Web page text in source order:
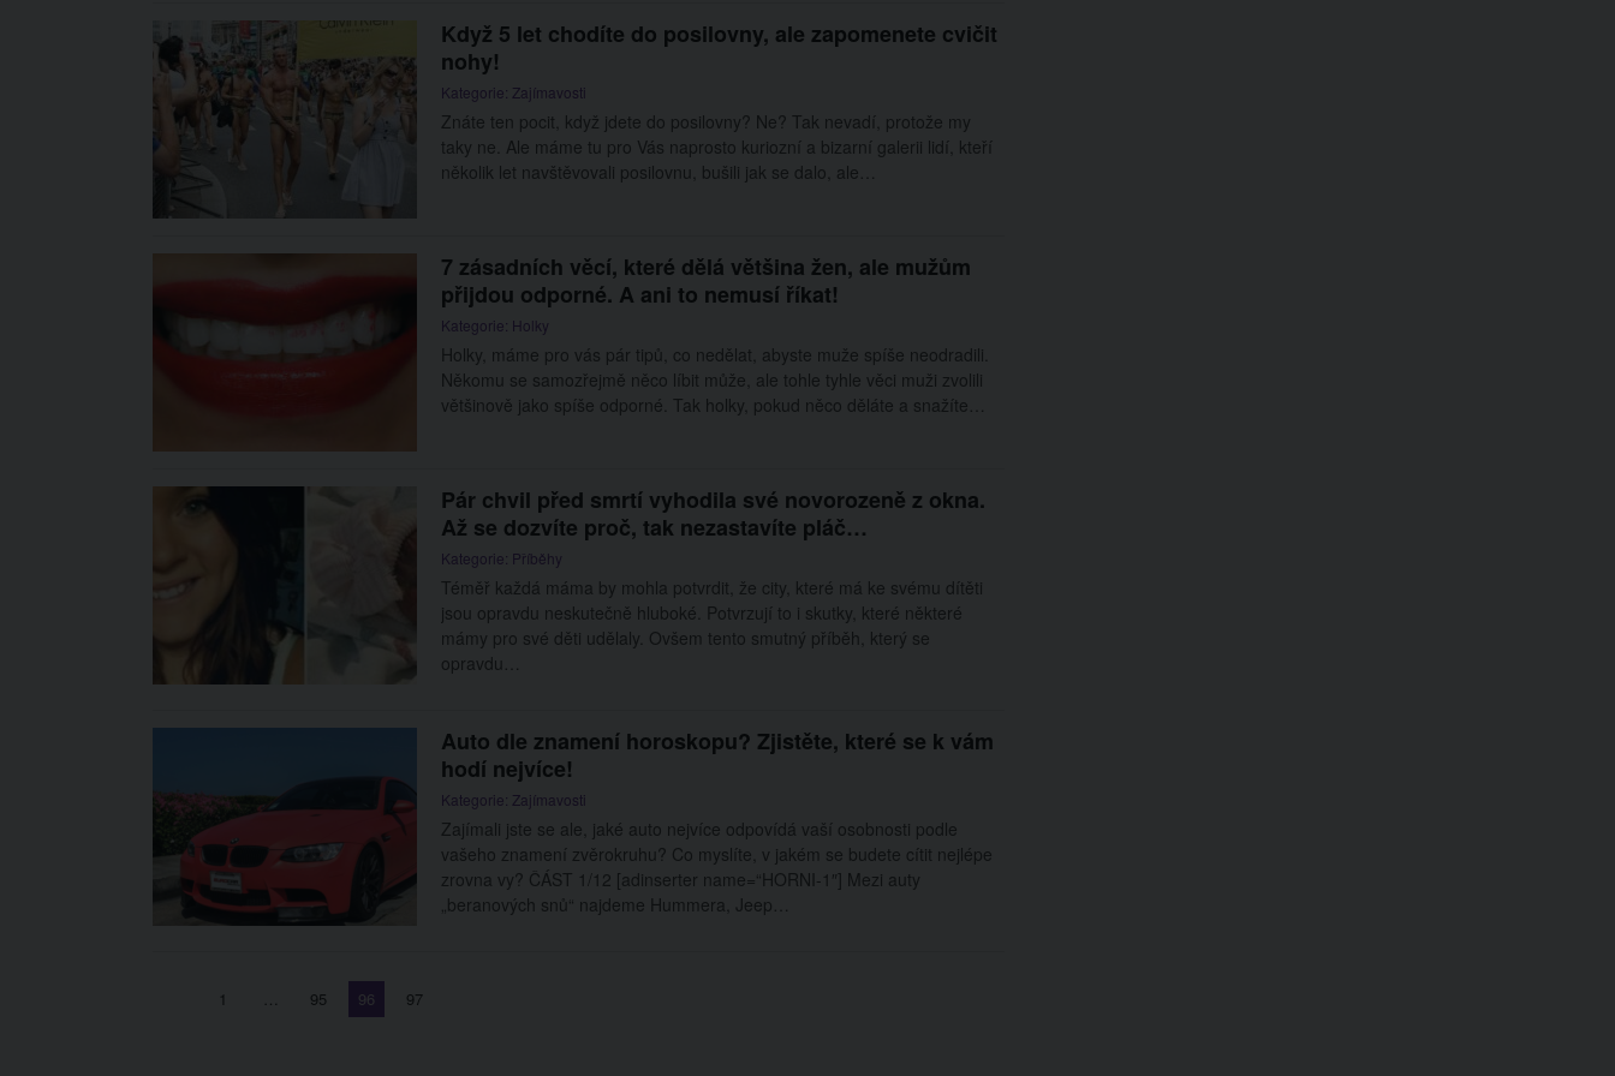
Když 5 let chodíte do posilovny, ale zapomenete cvičit
nohy!
Kategorie: Zajímavosti
Znáte ten pocit, když jdete do posilovny? Ne? Tak nevadí, protože my
taky ne. Ale máme tu pro Vás naprosto kuriozní a bizarní galerii lidí, kteří
několik let navštěvovali posilovnu, bušili jak se dalo, ale…
7 zásadních věcí, které dělá většina žen, ale mužům
přijdou odporné. A ani to nemusí říkat!
Kategorie: Holky
Holky, máme pro vás pár tipů, co nedělat, abyste muže spíše neodradili.
Někomu se samozřejmě něco líbit může, ale tohle tyhle věci muži zvolili
většinově jako spíše odporné. Tak holky, pokud něco děláte a snažíte…
Pár chvil před smrtí vyhodila své novorozeně z okna.
Až se dozvíte proč, tak nezastavíte pláč…
Kategorie: Příběhy
Téměř každá máma by mohla potvrdit, že city, které má ke svému dítěti
jsou opravdu neskutečně hluboké. Potvrzují to i skutky, které některé
mámy pro své děti udělaly. Ovšem tento smutný příběh, který se
opravdu…
Auto dle znamení horoskopu? Zjistěte, které se k vám
hodí nejvíce!
Kategorie: Zajímavosti
Zajímali jste se ale, jaké auto nejvíce odpovídá vaší osobnosti podle
vašeho znamení zvěrokruhu? Co myslíte, v jakém se budete cítit nejlépe
zrovna vy? ČÁST 1/12 [adinserter name=“HORNI-1″] Mezi auty
„beranových snů“ najdeme Hummera, Jeep…
Stránkování
Page
1 … Page
95 Page
96 Page
97